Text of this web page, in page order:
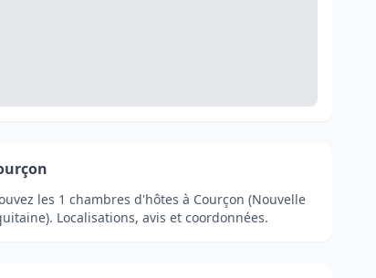
les 1 chambres d'hôtes à Courçon (Nouvelle
Localisations, avis et coordonnées.